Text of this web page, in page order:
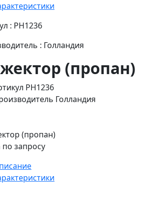
: PH1236
: Голландия
(пропан)
PH1236
Голландия
(пропан)
запросу